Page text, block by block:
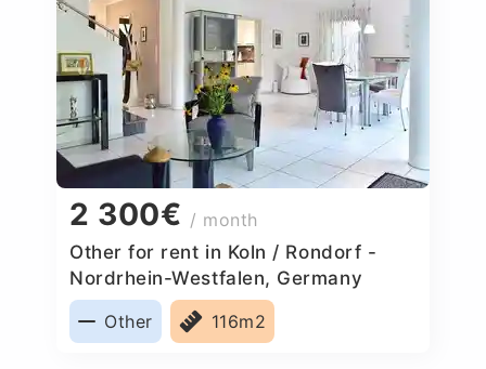
2 300€ / month
Other for rent in Koln / Rondorf -
Nordrhein-Westfalen, Germany
Other
116m2